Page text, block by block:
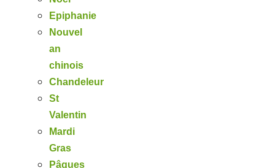
Epiphanie
Nouvel
an
chinois
Chandeleur
St
Valentin
Mardi
Gras
Pâques